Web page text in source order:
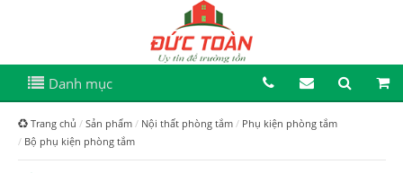
Danh mục
Trang chủ Sản phẩm Nội thất phòng tắm
Phụ kiện phòng tắm
Bộ phụ kiện phòng tắm